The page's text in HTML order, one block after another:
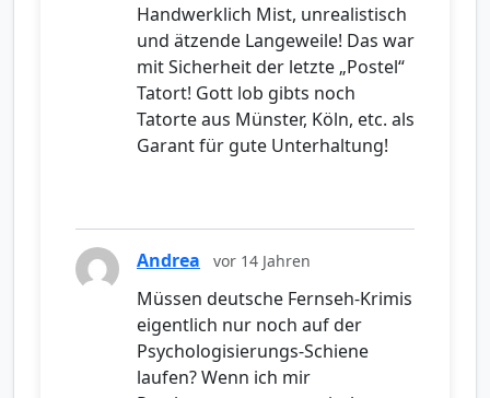
Handwerklich Mist, unrealistisch
und ätzende Langeweile! Das war
mit Sicherheit der letzte „Postel“
Tatort! Gott lob gibts noch
Tatorte aus Münster, Köln, etc. als
Garant für gute Unterhaltung!
Andrea vor 14 Jahren
Müssen deutsche Fernseh-Krimis
eigentlich nur noch auf der
Psychologisierungs-Schiene
laufen? Wenn ich mir